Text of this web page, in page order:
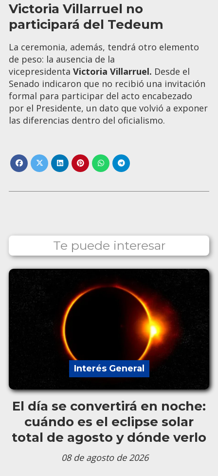
Victoria Villarruel no
participará del Tedeum
La ceremonia, además, tendrá otro elemento
de peso: la ausencia de la
vicepresidenta Victoria Villarruel. Desde el
Senado indicaron que no recibió una invitación
formal para participar del acto encabezado
por el Presidente, un dato que volvió a exponer
las diferencias dentro del oficialismo.
Te puede interesar
El día se convertirá en noche:
cuándo es el eclipse solar
total de agosto y dónde verlo
Interés General
08 de agosto de 2026